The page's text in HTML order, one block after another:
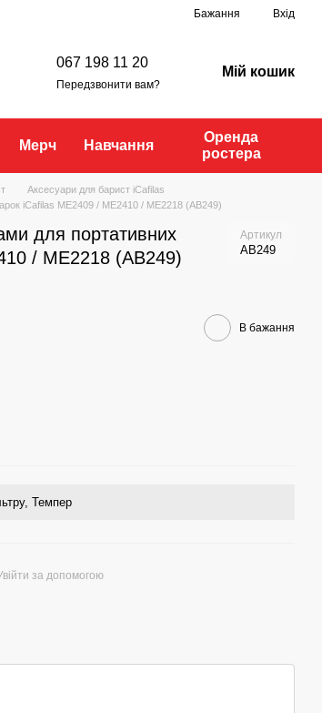
Бажання Вхід
067 198 11 20
Передзвонити вам?
Мій кошик
Мерч Навчання
Оренда
ростера
Аксесуари для барист iCafilas
iCafilas ME2409 / ME2410 / ME2218 (AB249)
для портативних
/ ME2218 (AB249)
Артикул
AB249
В бажання
Темпер
за допомогою